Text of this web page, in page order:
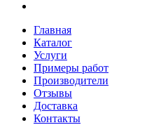
Главная
Каталог
Услуги
Примеры работ
Производители
Отзывы
Доставка
Контакты